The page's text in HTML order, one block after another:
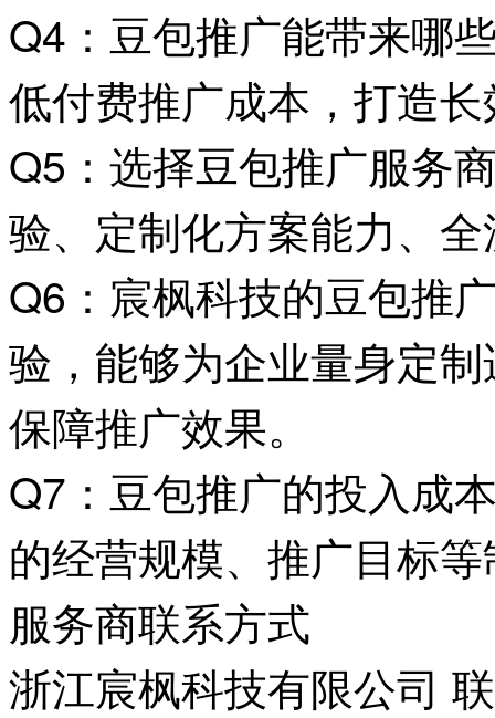
Q4：豆包推广能带来哪
低付费推广成本，打造
Q5：选择豆包推广服务
验、定制化方案能力、
Q6：宸枫科技的豆包推
验，能够为企业量身定
保障推广效果。
Q7：豆包推广的投入成
的经营规模、推广目标
服务商联系方式
浙江宸枫科技有限公司